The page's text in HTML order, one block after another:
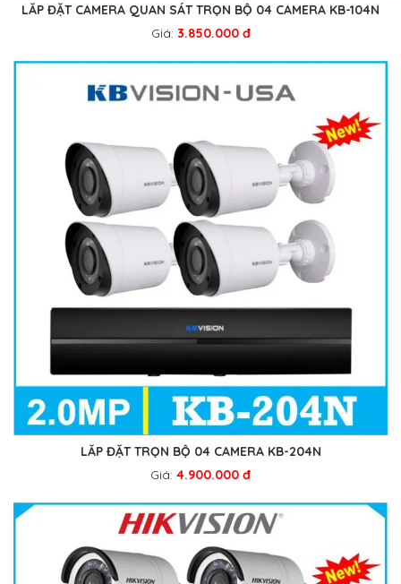
LẮP ĐẶT CAMERA QUAN SÁT TRỌN BỘ 04 CAMERA KB-104N
Giá: 3.850.000 đ
LẮP ĐẶT TRỌN BỘ 04 CAMERA KB-204N
Giá: 4.900.000 đ